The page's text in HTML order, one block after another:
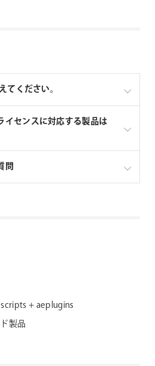
てください。
カード決済』にてご注文頂い
時にお客さまのアカウントの
品のシリアルが追加されま
になります。
イセンスに対応する製品は
ングライセンスの取扱いがあり
社 フローティングライセン
問
+ aeplugins
製品